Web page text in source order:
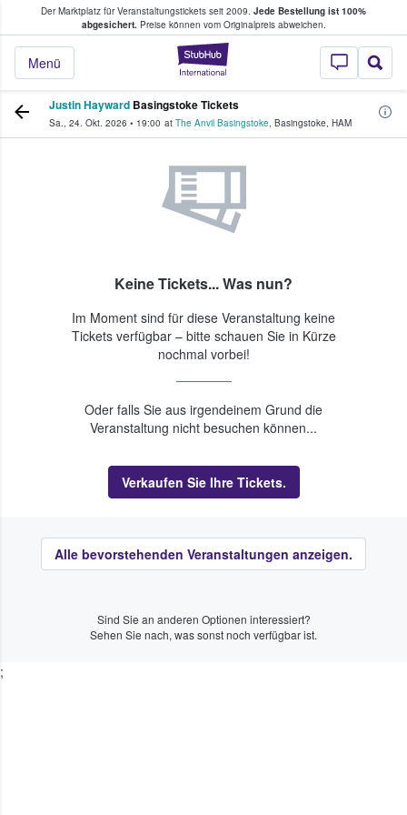
Der Marktplatz für Veranstaltungstickets seit 2009. Jede Bestellung ist 100%
abgesichert.Preise können vom Originalpreis abweichen.
StubHub - Wo
Menü
Tickets kaufen & verkaufen
Justin Hayward Basingstoke Tickets
Sa., 24. Okt. 2026 • 19:00 at The Anvil Basingstoke, Basingstoke, HAM
Keine Tickets... Was nun?
Im Moment sind für diese Veranstaltung keine
Tickets verfügbar – bitte schauen Sie in Kürze
nochmal vorbei!
Oder falls Sie aus irgendeinem Grund die
Veranstaltung nicht besuchen können...
Verkaufen Sie Ihre Tickets.
Alle bevorstehenden Veranstaltungen anzeigen.
Sind Sie an anderen Optionen interessiert?
Sehen Sie nach, was sonst noch verfügbar ist.
;